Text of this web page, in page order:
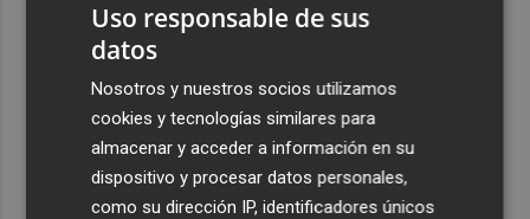
Castelló apuesta por convertir el eclipse en un referente
El Villarreal anuncia a sus seis capitanes: Gerard
Moreno, Foyth, Comesaña, Ayoze, Cardona y Logan
Costa
Uso responsable de sus
datos
Nosotros y nuestros socios utilizamos
cookies y tecnologías similares para
almacenar y acceder a información en su
dispositivo y procesar datos personales,
como su dirección IP, identificadores únicos